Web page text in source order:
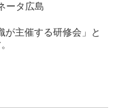
ータ広島
が主催する研修会」と